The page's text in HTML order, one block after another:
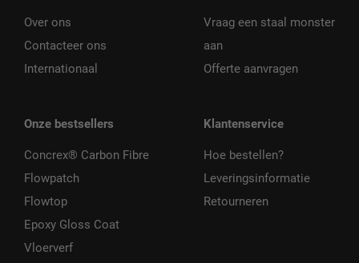
Over ons
Contacteer ons
Internationaal
Onze bestsellers
Concrex® Carbon Fibre
Flowpatch
Flowtop
Epoxy Gloss Coat
Vloerverf
Vraag een staal monster
aan
Offerte aanvragen
Klantenservice
Hoe bestellen?
Leveringsinformatie
Retourneren